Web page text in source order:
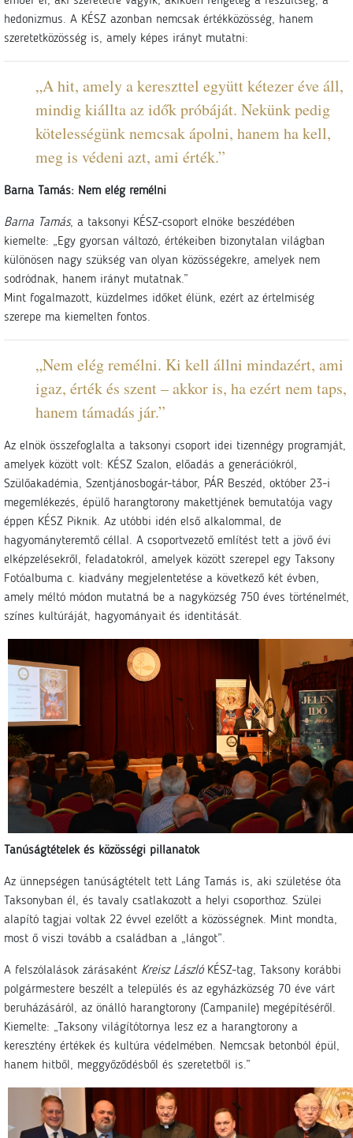
hedonizmus. A KÉSZ azonban nemcsak értékközösség, hanem
szeretetközösség is, amely képes irányt mutatni:
„A hit, amely a kereszttel együtt kétezer éve áll,
mindig kiállta az idők próbáját. Nekünk pedig
kötelességünk nemcsak ápolni, hanem ha kell,
meg is védeni azt, ami érték.”
Barna Tamás: Nem elég remélni
Barna Tamás, a taksonyi KÉSZ-csoport elnöke beszédében
kiemelte: „Egy gyorsan változó, értékeiben bizonytalan világban
különösen nagy szükség van olyan közösségekre, amelyek nem
sodródnak, hanem irányt mutatnak.”
Mint fogalmazott, küzdelmes időket élünk, ezért az értelmiség
szerepe ma kiemelten fontos.
„Nem elég remélni. Ki kell állni mindazért, ami
igaz, érték és szent – akkor is, ha ezért nem taps,
hanem támadás jár.”
Az elnök összefoglalta a taksonyi csoport idei tizennégy programját,
amelyek között volt: KÉSZ Szalon, előadás a generációkról,
Szülőakadémia, Szentjánosbogár-tábor, PÁR Beszéd, október 23-i
megemlékezés, épülő harangtorony makettjének bemutatója vagy
éppen KÉSZ Piknik. Az utóbbi idén első alkalommal, de
hagyományteremtő céllal. A csoportvezető említést tett a jövő évi
elképzelésekről, feladatokról, amelyek között szerepel egy Taksony
Fotóalbuma c. kiadvány megjelentetése a következő két évben,
amely méltó módon mutatná be a nagyközség 750 éves történelmét,
színes kultúráját, hagyományait és identitását.
Tanúságtételek és közösségi pillanatok
Az ünnepségen tanúságtételt tett Láng Tamás is, aki születése óta
Taksonyban él, és tavaly csatlakozott a helyi csoporthoz. Szülei
alapító tagjai voltak 22 évvel ezelőtt a közösségnek. Mint mondta,
most ő viszi tovább a családban a „lángot”.
A felszólalások zárásaként Kreisz LászlóKÉSZ-tag, Taksony korábbi
polgármestere beszélt a település és az egyházközség 70 éve várt
beruházásáról, az önálló harangtorony (Campanile) megépítéséről.
Kiemelte: „Taksony világítótornya lesz ez a harangtorony a
keresztény értékek és kultúra védelmében. Nemcsak betonból épül,
hanem hitből, meggyőződésből és szeretetből is.”